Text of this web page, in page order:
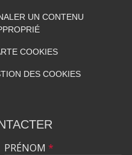
UN CONTENU
COOKIES
DES COOKIES
PRÉNOM *